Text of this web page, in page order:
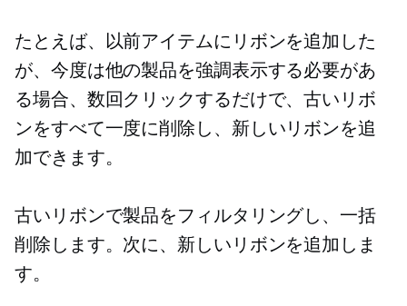
たとえば、以前アイテムにリボンを追加した
が、今度は他の製品を強調表示する必要があ
る場合、数回クリックするだけで、古いリボ
ンをすべて一度に削除し、新しいリボンを追
加できます。
古いリボンで製品をフィルタリングし、一括
削除します。次に、新しいリボンを追加しま
す。